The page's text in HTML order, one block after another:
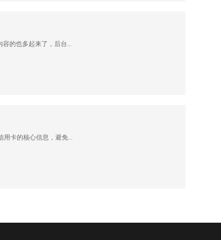
的也多起来了，后台...
卡的核心信息，避免...